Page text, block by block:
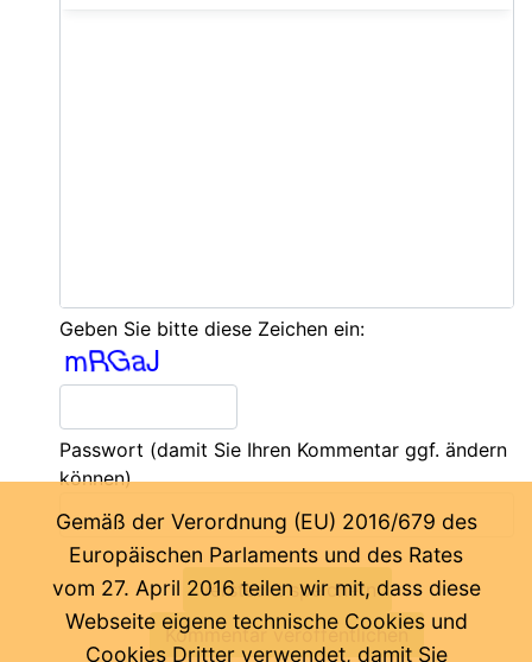
Geben Sie bitte diese Zeichen ein:
Passwort (damit Sie Ihren Kommentar ggf. ändern
können)
Gemäß der Verordnung (EU) 2016/679 des
Europäischen Parlaments und des Rates
vom 27. April 2016 teilen wir mit, dass diese
Webseite eigene technische Cookies und
Cookies Dritter verwendet, damit Sie